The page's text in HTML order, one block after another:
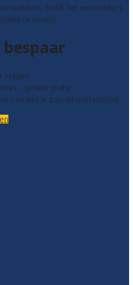
zodat het eenvoudig is
te vinden.
vragen
– geheel gratis
en kies je payroll professional